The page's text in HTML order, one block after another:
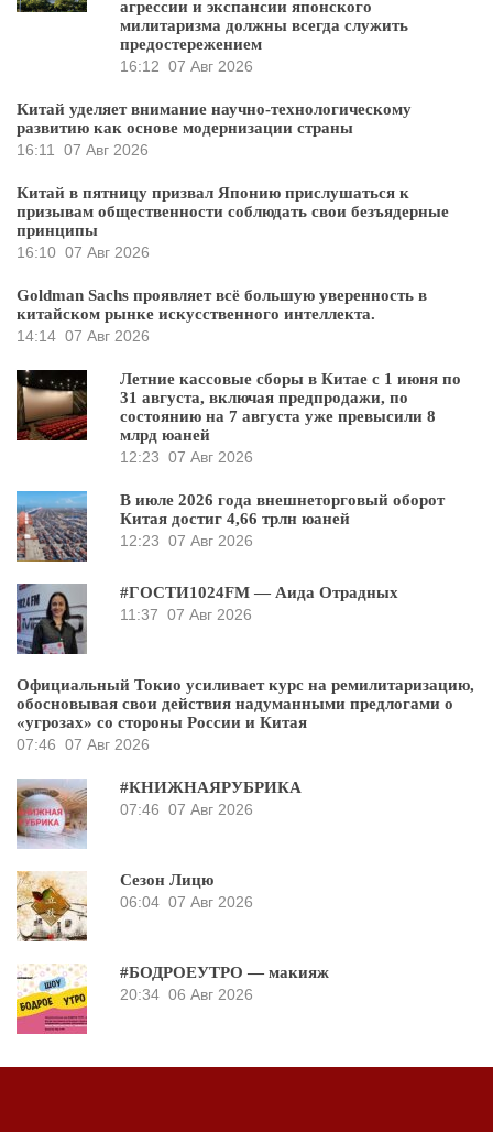
агрессии и экспансии японского
милитаризма должны всегда служить
предостережением
16:12 07 Авг 2026
Китай уделяет внимание научно-технологическому
развитию как основе модернизации страны
16:11
07 Авг 2026
Китай в пятницу призвал Японию прислушаться к
призывам общественности соблюдать свои безъядерные
принципы
16:10 07 Авг 2026
Goldman Sachs проявляет всё большую уверенность в
китайском рынке искусственного интеллекта.
14:14 07 Авг 2026
Летние кассовые сборы в Китае с 1 июня по
31 августа, включая предпродажи, по
состоянию на 7 августа уже превысили 8
млрд юаней
12:23 07 Авг 2026
В июле 2026 года внешнеторговый оборот
Китая достиг 4,66 трлн юаней
12:23 07 Авг 2026
#ГОСТИ1024FM — Аида Отрадных
11:37 07 Авг 2026
Официальный Токио усиливает курс на ремилитаризацию,
обосновывая свои действия надуманными предлогами о
«угрозах» со стороны России и Китая
07:46 07 Авг 2026
#КНИЖНАЯРУБРИКА
07:46 07 Авг 2026
Сезон Лицю
06:04 07 Авг 2026
#БОДРОЕУТРО — макияж
20:34 06 Авг 2026